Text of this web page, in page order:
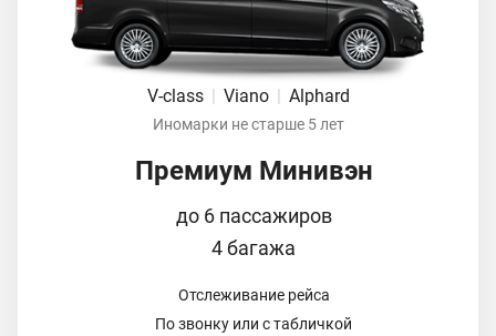
V-class | Viano | Alphard
Иномарки не старше 5 лет
Премиум Минивэн
до 6 пассажиров
4 багажа
Отслеживание рейса
По звонку или с табличкой